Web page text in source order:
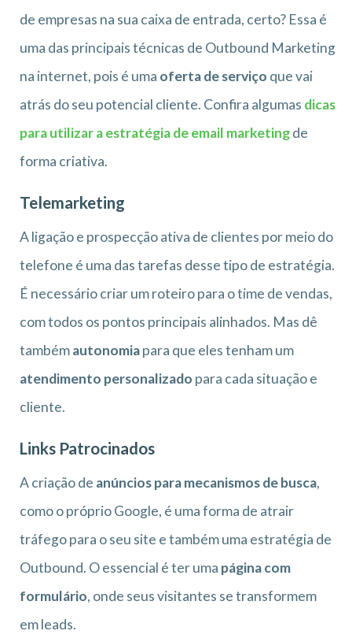
de empresas na sua caixa de entrada, certo? Essa é
uma das principais técnicas de Outbound Marketing
na internet, pois é uma oferta de serviço que vai
atrás do seu potencial cliente. Confira algumas dicas
para utilizar a estratégia de email marketingde
forma criativa.
Telemarketing
A ligação e prospecção ativa de clientes por meio do
telefone é uma das tarefas desse tipo de estratégia.
É necessário criar um roteiro para o time de vendas,
com todos os pontos principais alinhados. Mas dê
tambémautonomiapara que eles tenham um
atendimento personalizado para cada situação e
cliente.
Links Patrocinados
A criação de anúncios para mecanismos de busca,
como o próprio Google, é uma forma de atrair
tráfego para o seu site e também uma estratégia de
Outbound. O essencial é ter uma página com
formulário, onde seus visitantes se transformem
em leads.